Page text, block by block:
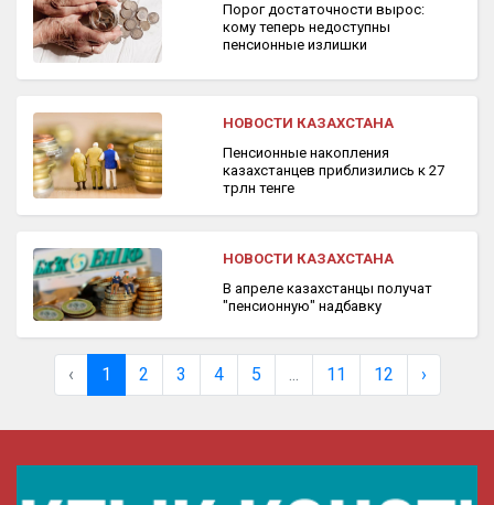
Порог достаточности вырос:
кому теперь недоступны
пенсионные излишки
НОВОСТИ КАЗАХСТАНА
Пенсионные накопления
казахстанцев приблизились к 27
трлн тенге
НОВОСТИ КАЗАХСТАНА
В апреле казахстанцы получат
"пенсионную" надбавку
‹ 1 2 3 4 5 ... 11 12 ›